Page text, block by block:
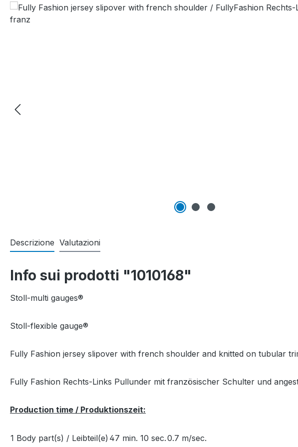
Descrizione Valutazioni
Info sui prodotti "1010168"
Stoll-multi gauges®
Stoll-flexible gauge®
Fully Fashion jersey slipover with french shoulder and knitted on tubular
Fully Fashion Rechts-Links Pullunder mit französischer Schulter und
Production time / Produktionszeit:
1 Body part(s) / Leibteil(e) 47 min. 10 sec.0.7 m/sec.